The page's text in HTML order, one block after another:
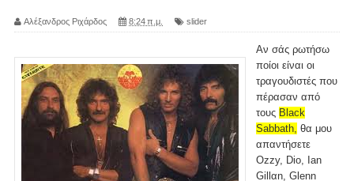
Αλέξανδρος Ριχάρδος 8:24 π.μ. slider
Αν σάς ρωτήσω
ποίοι είναι οι
τραγουδιστές που
πέρασαν από
τους Black
Sabbath, θα μου
απαντήσετε
Ozzy, Dio, Ian
Gillαn, Glenn